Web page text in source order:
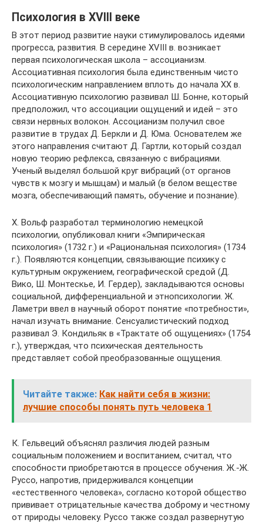
Психология в XVIII веке
В этот период развитие науки стимулировалось идеями
прогресса, развития. В середине XVIII в. возникает
первая психологическая школа – ассоцианизм.
Ассоциативная психология была единственным чисто
психологическим направлением вплоть до начала ХХ в.
Ассоциативную психологию развивал Ш. Бонне, который
предположил, что ассоциации ощущений и идей – это
связи нервных волокон. Ассоцианизм получил свое
развитие в трудах Д. Беркли и Д. Юма. Основателем же
этого направления считают Д. Гартли, который создал
новую теорию рефлекса, связанную с вибрациями.
Ученый выделял большой круг вибраций (от органов
чувств к мозгу и мышцам) и малый (в белом веществе
мозга, обеспечивающий память, обучение и познание).
Х. Вольф разработал терминологию немецкой
психологии, опубликовал книги «Эмпирическая
психология» (1732 г.) и «Рациональная психология» (1734
г.). Появляются концепции, связывающие психику с
культурным окружением, географической средой (Д.
Вико, Ш. Монтескье, И. Гердер), закладываются основы
социальной, дифференциальной и этнопсихологии. Ж.
Ламетри ввел в научный оборот понятие «потребности»,
начал изучать внимание. Сенсуалистический подход
развивал Э. Кондильяк в «Трактате об ощущениях» (1754
г.), утверждая, что психическая деятельность
представляет собой преобразованные ощущения.
Читайте также: Как найти себя в жизни:
лучшие способы понять путь человека 1
К. Гельвеций объяснял различия людей разным
социальным положением и воспитанием, считал, что
способности приобретаются в процессе обучения. Ж.-Ж.
Руссо, напротив, придерживался концепции
«естественного человека», согласно которой общество
прививает отрицательные качества доброму и честному
от природы человеку. Руссо также создал развернутую